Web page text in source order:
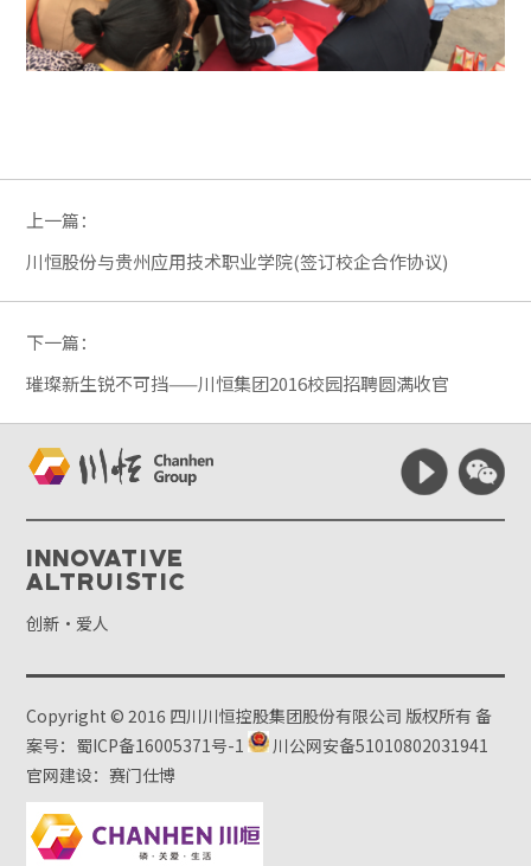
上一篇：
川恒股份与贵州应用技术职业学院(签订校企合作协议)
下一篇：
璀璨新生锐不可挡——川恒集团2016校园招聘圆满收官
Innovative
Altruistic
创新·爱人
Copyright © 2016 四川川恒控股集团股份有限公司 版权所有备
案号：蜀ICP备16005371号-1
川公网安备51010802031941
官网建设：赛门仕博